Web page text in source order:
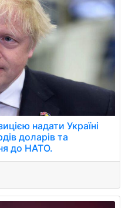
надати Україні
доларів та
до НАТО.